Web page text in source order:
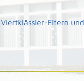
Eltern und